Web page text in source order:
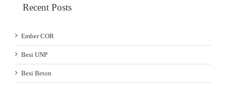
Recent Posts
Ember COR
Besi UNP
Besi Beton